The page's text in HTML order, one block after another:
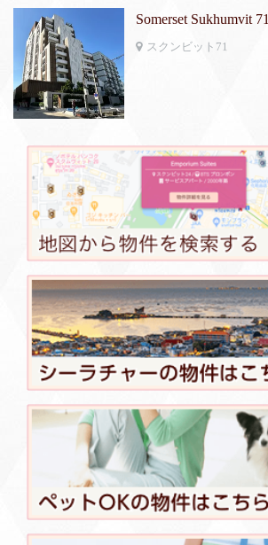
Somerset Sukhumvit 71
スクンビット71